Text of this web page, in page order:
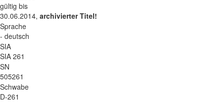
gültig bis
30.06.2014, archivierter Titel!
Sprache
- deutsch
SIA
SIA 261
SN
505261
Schwabe
D-261